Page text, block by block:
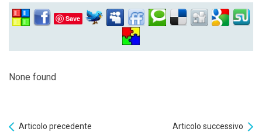
Save
None found
Articolo precedente Articolo successivo